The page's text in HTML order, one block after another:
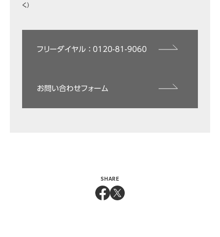
く）
フリーダイヤル ： 0120-81-9060
お問い合わせフォーム
SHARE